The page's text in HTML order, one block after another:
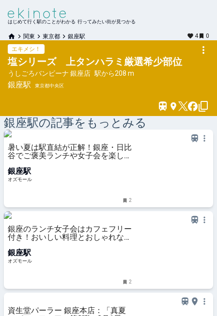
はじめて行く駅のことがわかる 行ってみたい街が見つかる
関東 東京都 銀座駅 4
0
エキメシ！
塩シリーズ 上タンハラミ厳選希少部位
うしごろバンビーナ 銀座店 駅から208 m
銀座駅 東京都中央区
銀座駅の記事をもっとみる
暑い夏は駅直結が正解！銀座・日比
谷でご褒美ランチや女子会を楽しめ
銀座駅
オズモール
2
銀座のランチ女子会はカフェフリー
付き！おいしい料理とおしゃれな店
- OZmall
銀座駅
オズモール
2
資生堂パーラー 銀座本店：「真夏